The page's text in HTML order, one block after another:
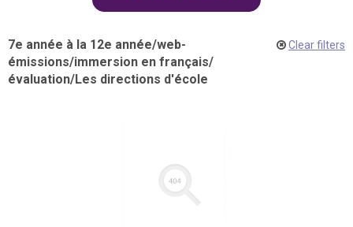
7e année à la 12e année/web-
émissions/immersion en français/
évaluation/Les directions d'école
Clear filters